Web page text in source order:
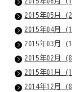
2015年05月
2015年04月
2015年03月
2015年02月
2015年01月
2014年12月